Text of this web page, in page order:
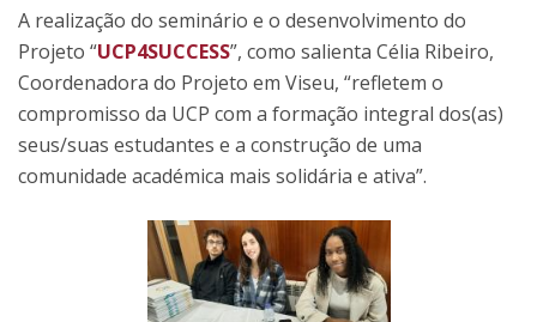
A realização do seminário e o desenvolvimento do
Projeto “UCP4SUCCESS”, como salienta Célia Ribeiro,
Coordenadora do Projeto em Viseu, “refletem o
compromisso da UCP com a formação integral dos(as)
seus/suas estudantes e a construção de uma
comunidade académica mais solidária e ativa”.